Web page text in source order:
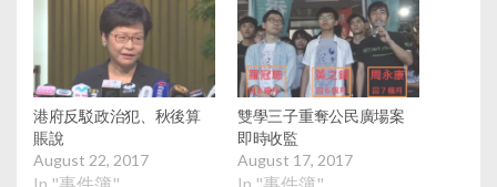
港府反駁政治犯、秋後算
賬說
August 22, 2017
雙學三子重奪公民廣場案
即時收監
August 17, 2017